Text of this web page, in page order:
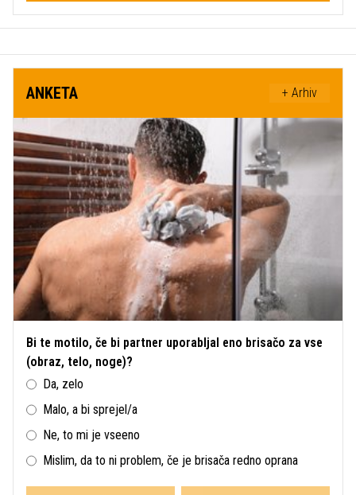
ANKETA + Arhiv
Bi te motilo, če bi partner uporabljal eno brisačo za vse
(obraz, telo, noge)?
Da, zelo
Malo, a bi sprejel/a
Ne, to mi je vseeno
Mislim, da to ni problem, če je brisača redno oprana